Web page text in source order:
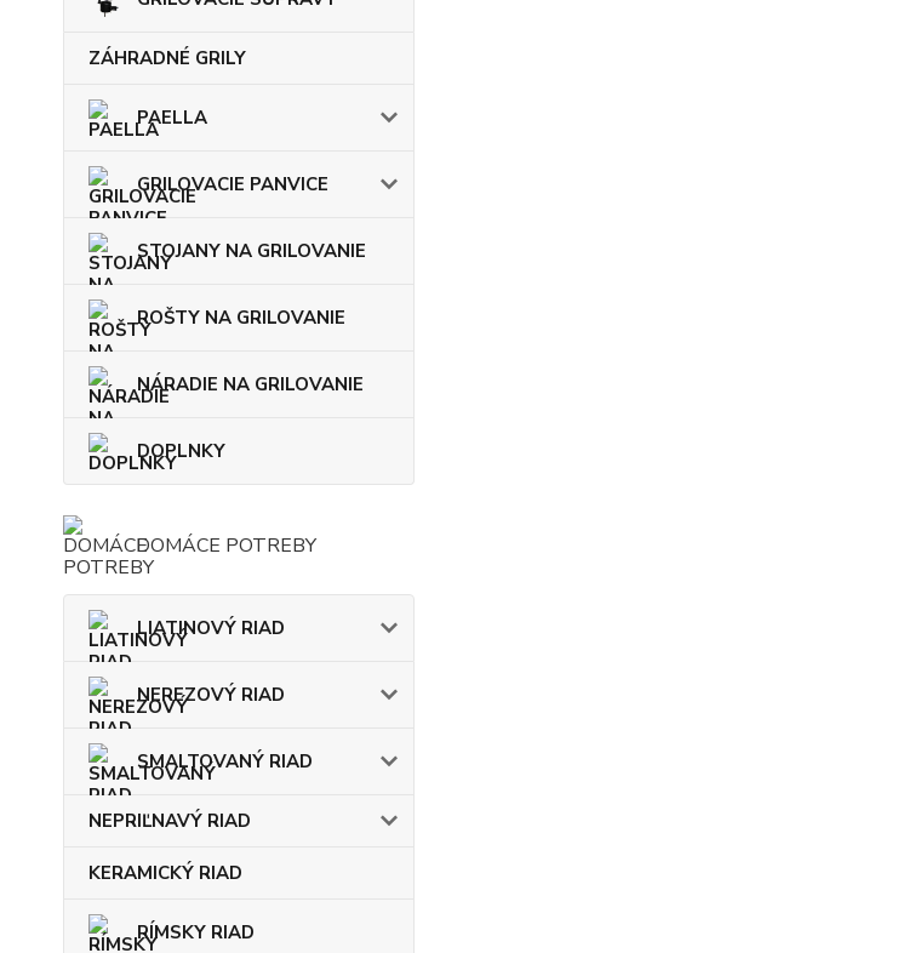
ZÁHRADNÉ GRILY
PAELLA
GRILOVACIE PANVICE
STOJANY NA GRILOVANIE
ROŠTY NA GRILOVANIE
NÁRADIE NA GRILOVANIE
DOPLNKY
DOMÁCE POTREBY
LIATINOVÝ RIAD
NEREZOVÝ RIAD
SMALTOVANÝ RIAD
NEPRIĽNAVÝ RIAD
KERAMICKÝ RIAD
RÍMSKY RIAD